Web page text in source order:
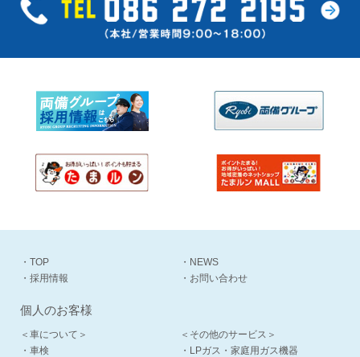
・TOP
・NEWS
・採用情報
・お問い合わせ
個人のお客様
＜車について＞
・車検
＜その他のサービス＞
・LPガス・家庭用ガス機器